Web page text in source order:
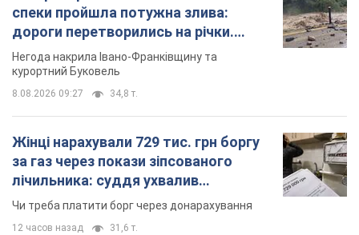
спеки пройшла потужна злива:
дороги перетворились на річки.
Відео
Негода накрила Івано-Франківщину та
курортний Буковель
8.08.2026 09:27 34,8 т.
Жінці нарахували 729 тис. грн боргу
за газ через покази зіпсованого
лічильника: суддя ухвалив
неочікуване рішення
Чи треба платити борг через донарахування
12 часов назад 31,6 т.